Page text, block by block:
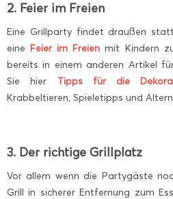
2. Feier im Freien
Eine Grillparty findet draußen
eine Feier im Freien mit Kindern
bereits in einem anderen Artikel
Sie hier Tipps für die
Krabbeltieren, Spieletipps und
3. Der richtige Grillplatz
Vor allem wenn die Partygäste
Grill in sicherer Entfernung zum